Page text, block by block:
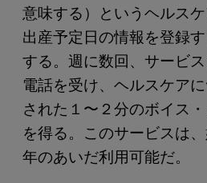
意味する）というヘルスケ
出産予定日の情報を登録
する。週に数回、サービ
電話を受け、ヘルスケア
された１〜２分のボイス
を得る。このサービスは
年のあいだ利用可能だ。